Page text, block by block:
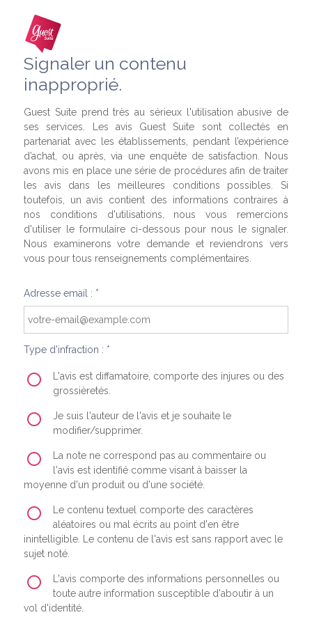
Signaler un contenu
inapproprié.
Guest Suite prend très au sérieux l'utilisation abusive de
ses services. Les avis Guest Suite sont collectés en
partenariat avec les établissements, pendant l’expérience
d’achat, ou après, via une enquête de satisfaction. Nous
avons mis en place une série de procédures afin de traiter
les avis dans les meilleures conditions possibles. Si
toutefois, un avis contient des informations contraires à
nos conditions d'utilisations, nous vous remercions
d'utiliser le formulaire ci-dessous pour nous le signaler.
Nous examinerons votre demande et reviendrons vers
vous pour tous renseignements complémentaires.
Adresse email : *
Type d'infraction : *
L'avis est diffamatoire, comporte des injures ou des
grossièretés.
Je suis l'auteur de l'avis et je souhaite le
modifier/supprimer.
La note ne correspond pas au commentaire ou
l'avis est identifié comme visant à baisser la
moyenne d'un produit ou d'une société.
Le contenu textuel comporte des caractères
aléatoires ou mal écrits au point d'en être
inintelligible. Le contenu de l'avis est sans rapport avec le
sujet noté.
L'avis comporte des informations personnelles ou
toute autre information susceptible d'aboutir à un
vol d'identité.